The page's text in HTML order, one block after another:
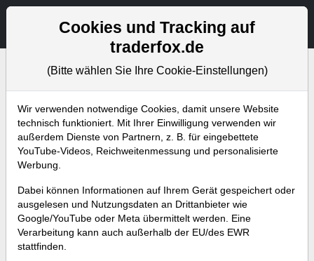
Aktien- und Artikelsuche
Bevorstehende Webinare Alle Aufzeichnungen
Cookies und Tracking auf
traderfox.de
(Bitte wählen Sie Ihre Cookie-Einstellungen)
Wir verwenden notwendige Cookies, damit unsere Website
technisch funktioniert. Mit Ihrer Einwilligung verwenden wir
außerdem Dienste von Partnern, z. B. für eingebettete
YouTube-Videos, Reichweitenmessung und personalisierte
Werbung.
Dabei können Informationen auf Ihrem Gerät gespeichert oder
ausgelesen und Nutzungsdaten an Drittanbieter wie
Google/YouTube oder Meta übermittelt werden. Eine
Verarbeitung kann auch außerhalb der EU/des EWR
stattfinden.